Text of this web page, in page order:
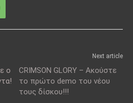
ο
Next article
CRIMSON GLORY – Ακούστε
το πρώτο demo του νέου
τους δίσκου!!!